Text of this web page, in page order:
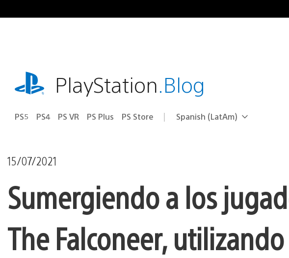
al
playstation.comPlayStation.Blog
PS5 PS4 PS VR PS Plus PS Store Elige
Región
Spanish (LatAm)
15/07/2021
Sumergiendo a los
The Falconeer,